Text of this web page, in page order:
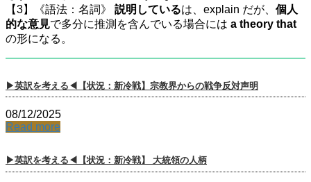
【3】《語法：名詞》 説明しているは、explain だが、 個人
的な意見で多分に推測を含んでいる場合には a theory that
の形になる。
▶英訳を考える◀【状況：新冷戦】宗教界からの戦争反対声明
08/12/2025
Read more
▶英訳を考える◀【状況：新冷戦】 大統領の人柄